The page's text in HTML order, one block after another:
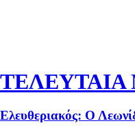
ΤΕΛΕΥΤΑΙΑ
Ελευθεριακός: Ο